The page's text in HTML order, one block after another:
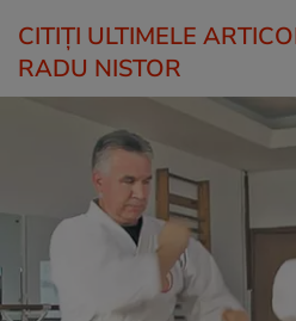
CITIȚI ULTIMELE
RADU NISTOR